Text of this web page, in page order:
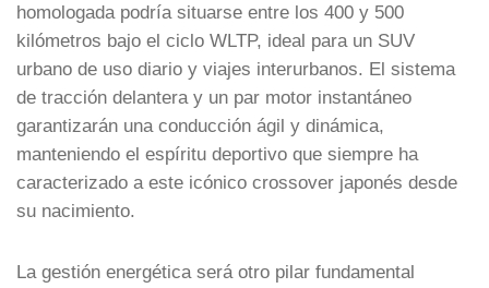
homologada podría situarse entre los 400 y 500
kilómetros bajo el ciclo WLTP, ideal para un SUV
urbano de uso diario y viajes interurbanos. El sistema
de tracción delantera y un par motor instantáneo
garantizarán una conducción ágil y dinámica,
manteniendo el espíritu deportivo que siempre ha
caracterizado a este icónico crossover japonés desde
su nacimiento.
La gestión energética será otro pilar fundamental